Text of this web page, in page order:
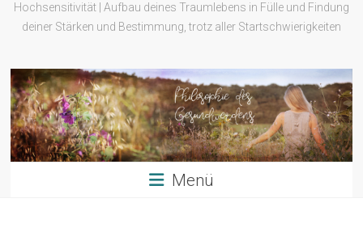
Hochsensitivität | Aufbau deines Traumlebens in Fülle und Findung
deiner Stärken und Bestimmung, trotz aller Startschwierigkeiten
Menü